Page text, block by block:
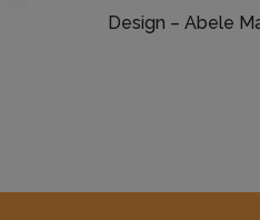
Design – Abele